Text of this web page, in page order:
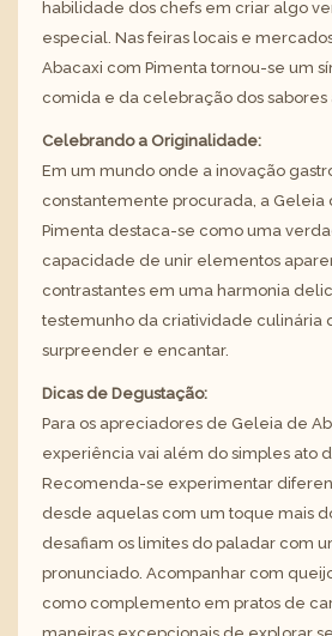
habilidade dos chefs em criar algo
especial. Nas feiras locais e
Abacaxi com Pimenta tornou-se um
comida e da celebração dos sabores
Celebrando a Originalidade:
Em um mundo onde a inovação
constantemente procurada, a Geleia
Pimenta destaca-se como uma
capacidade de unir elementos
contrastantes em uma harmonia
testemunho da criatividade culinária
surpreender e encantar.
Dicas de Degustação:
Para os apreciadores de Geleia de
experiência vai além do simples ato
Recomenda-se experimentar
desde aquelas com um toque mais
desafiam os limites do paladar com
pronunciado. Acompanhar com
como complemento em pratos de